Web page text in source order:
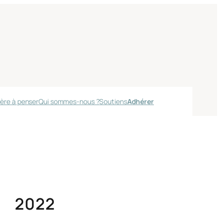
à penserQui sommes-nous ?SoutiensAdhérer
2022